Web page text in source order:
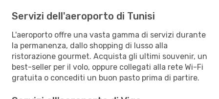
Servizi dell'aeroporto di Tunisi
L'aeroporto offre una vasta gamma di servizi durante
la permanenza, dallo shopping di lusso alla
ristorazione gourmet. Acquista gli ultimi souvenir, un
best-seller per il volo, oppure collegati alla rete Wi-Fi
gratuita o concediti un buon pasto prima di partire.